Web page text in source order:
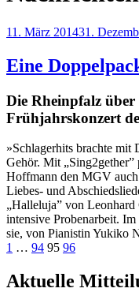
Veröffentlicht
11. März 201431.
Eine
Die Rheinpfalz über
Frühjahrskonzert
»Schlagerhits brachte
Gehör. Mit
Hoffmann den MGV auch
Liebes- und
„Halleluja” von Leonhard
intensive Probenarbeit.
sie, von Pianistin Yukiko
der
Beiträge
Vorherige
Seite
1 … Seite
94 Seite
95 Seite
96Nächste
Aktuelle